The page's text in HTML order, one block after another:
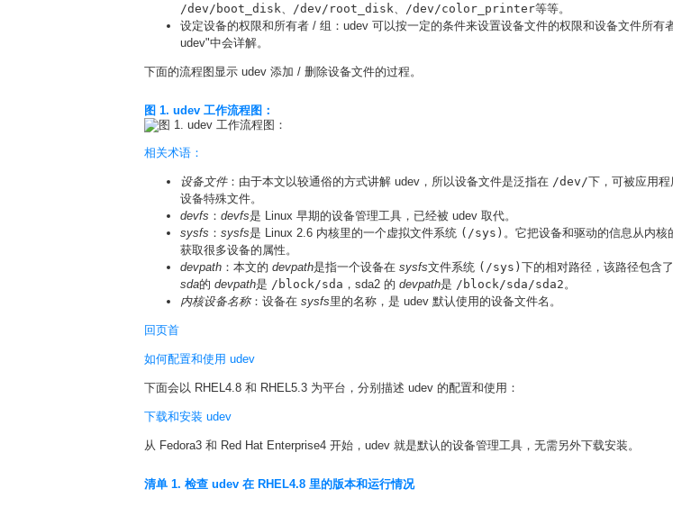
/dev/boot_disk、/dev/root_disk、/dev/color_printer等等。
设定设备的权限和所有者 / 组：udev 可以按一定的条件来设置设备文件的权限和设备文件所
udev"中会详解。
下面的流程图显示 udev 添加 / 删除设备文件的过程。
图 1. udev 工作流程图：
相关术语：
设备文件：由于本文以较通俗的方式讲解 udev，所以设备文件是泛指在 /dev/下，可被应用
设备特殊文件。
devfs ： devfs是 Linux 早期的设备管理工具，已经被 udev 取代。
sysfs ： sysfs是 Linux 2.6 内核里的一个虚拟文件系统 (/sys) 。它把设备和驱动的信息从内
获取很多设备的属性。
devpath ：本文的 devpath是指一个设备在 sysfs文件系统 (/sys) 下的相对路径，该路径包含
sda的 devpath是 /block/sda ，sda2 的 devpath是 /block/sda/sda2 。
内核设备名称：设备在 sysfs里的名称，是 udev 默认使用的设备文件名。
回页首
如何配置和使用 udev
下面会以 RHEL4.8 和 RHEL5.3 为平台，分别描述 udev 的配置和使用：
下载和安装 udev
从 Fedora3 和 Red Hat Enterprise4 开始，udev 就是默认的设备管理工具，无需另外下载安装。
清单 1. 检查 udev 在 RHEL4.8 里的版本和运行情况